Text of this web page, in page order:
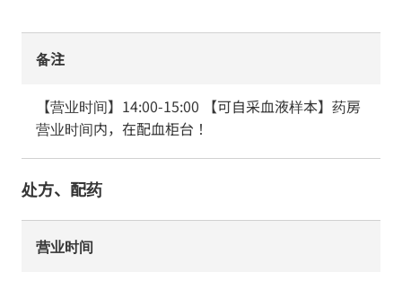
备注
【营业时间】14:00-15:00 【可自采血液样本】药房
营业时间内，在配血柜台！
处方、配药
营业时间